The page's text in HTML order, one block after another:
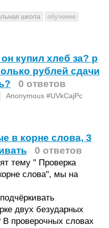
школа обучение
купил хлеб за? р
рублей сдачи
0 ответов
Anonymous #UVkCajPc
в корне слова, 3
0 ответов
тему " Проверка
слова", мы на
двух безударных
В проверочных словах